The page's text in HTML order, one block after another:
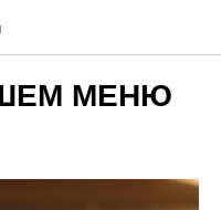
МЕНЮ